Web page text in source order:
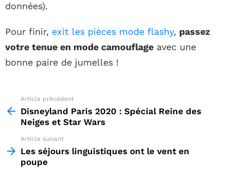
données).
Pour finir, exit les pièces mode flashy, passez
votre tenue en mode camouflage avec une
bonne paire de jumelles !
more
Article précédent
Disneyland Paris 2020 : Spécial Reine des
Neiges et Star Wars
Article suivant
Les séjours linguistiques ont le vent en
poupe